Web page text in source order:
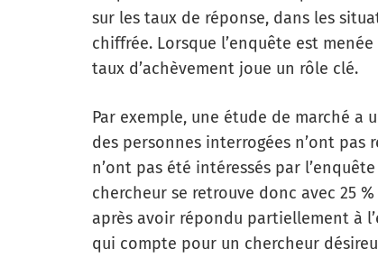
sur les taux de réponse, dans les
chiffrée. Lorsque l’enquête est
taux d’achèvement joue un rôle clé.
Par exemple, une étude de marché a
des personnes interrogées n’ont pas
n’ont pas été intéressés par
chercheur se retrouve donc avec 25
après avoir répondu partiellement à
qui compte pour un chercheur